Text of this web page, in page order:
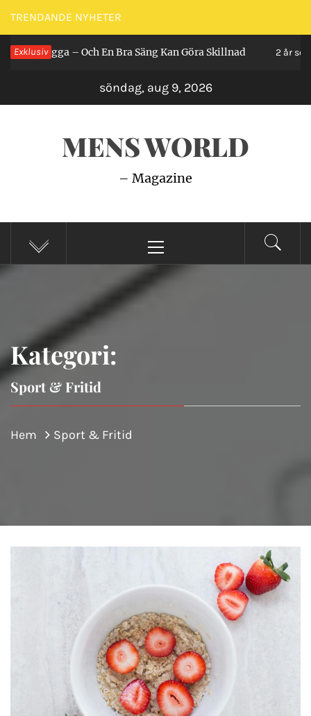
Hoppa
till
innehåll
TRENDANDE NYHETER
Exklusiv
Ligga – Och En Bra Säng Kan Göra Skillnad 2 år sedan
söndag, aug 9, 2026
MENS WORLD
– Magazine
meny
Kategori:
Sport & Fritid
Hem Sport & Fritid